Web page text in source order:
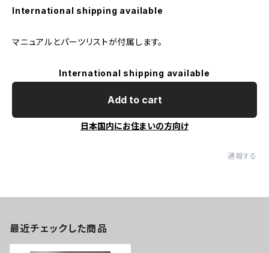
International shipping available
マニュアルとパーツリストが付属します。
International shipping available
Add to cart
日本国内にお住まいの方向け
通報する
最近チェックした商品